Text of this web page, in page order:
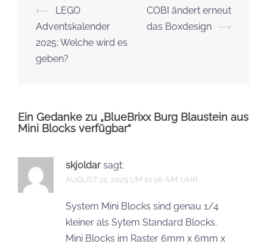
Beitrags-
Navigation
⟵
LEGO
Adventskalender
2025: Welche wird es
geben?
COBI ändert erneut
das Boxdesign ⟶
Ein Gedanke zu „BlueBrixx Burg Blaustein aus
Mini Blocks verfügbar“
skjoldar sagt:
AUGUST 21, 2025 UM 10:56 A.M. UHR
System Mini Blocks sind genau 1/4
kleiner als Sytem Standard Blocks.
Mini Blocks im Raster 6mm x 6mm x